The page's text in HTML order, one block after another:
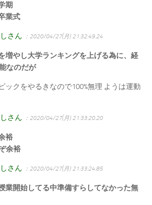
期
式
さん ：2020/04/27(月) 21:32:49.24
増やし大学ランキングを上げる為に、経
なのだが
ックをやるきなので100%無理 ようは運動
さん ：2020/04/27(月) 21:33:20.20
裕
余裕
さん ：2020/04/27(月) 21:33:24.85
業開始してる中準備すらしてなかった無